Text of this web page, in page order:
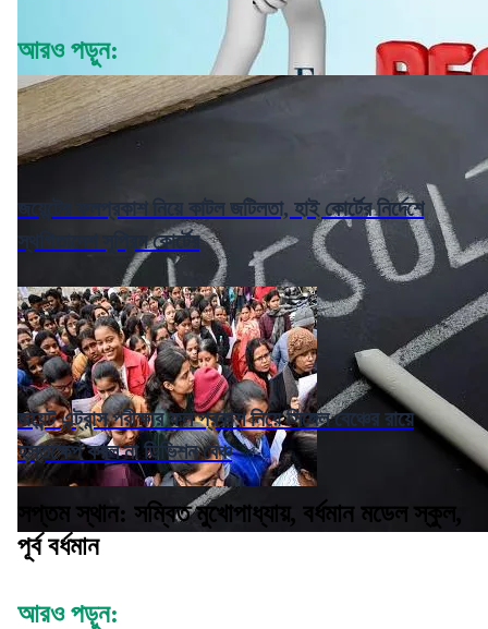
আরও পড়ুন:
জয়েন্টের ফলপ্রকাশ নিয়ে কাটল জটিলতা, হাই কোর্টের নির্দেশে
স্থগিতাদেশ সুপ্রিম কোর্টের
জয়েন্ট এন্ট্রান্স পরীক্ষার ফল প্রকাশ নিয়ে সিঙ্গেল বেঞ্চের রায়ে
হস্তক্ষেপ করল না ডিভিশন বেঞ্চ
সপ্তম স্থান: সম্বিত মুখোপাধ্যায়, বর্ধমান মডেল স্কুল,
পূর্ব বর্ধমান
আরও পড়ুন: